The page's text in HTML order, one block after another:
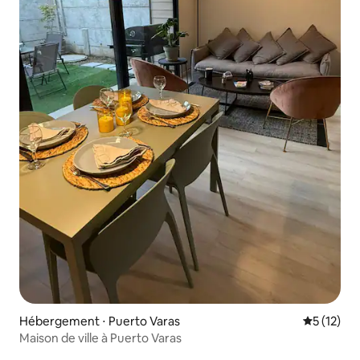
Hébergement ⋅ Puerto Varas
5 (12)
Maison de ville à Puerto Varas